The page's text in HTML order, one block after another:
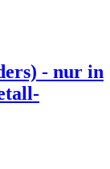
- nur in